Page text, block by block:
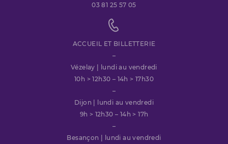
03 81 25 57 05
ACCUEIL ET BILLETTERIE
–
Vézelay | lundi au vendredi
10h > 12h30 – 14h > 17h30
–
Dijon | lundi au vendredi
9h > 12h30 – 14h > 17h
–
Besançon | lundi au vendredi